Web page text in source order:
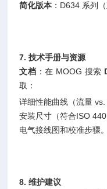
简化版本 ：D634 系列
7. 技术手册与资源
文档 ：在 MOOG 搜索
取：
详细性能曲线（流量 vs.
安装尺寸（符合ISO
电气接线图和校准步骤。
8. 维护建议